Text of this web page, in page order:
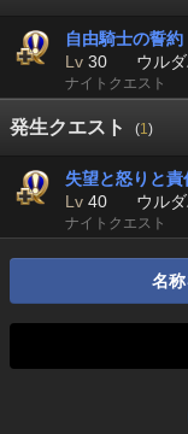
自由騎士の誓約
Lv 30 ウル
ナイトクエスト
発生クエスト (1)
失望と怒りと責
Lv 40 ウル
ナイトクエスト
名